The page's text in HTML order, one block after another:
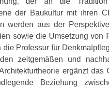
der Baukultur mit ihren
werden aus der
sowie die Umsetzung von
Professur für
zeitgemäßen und
ergänzt das
Beziehung